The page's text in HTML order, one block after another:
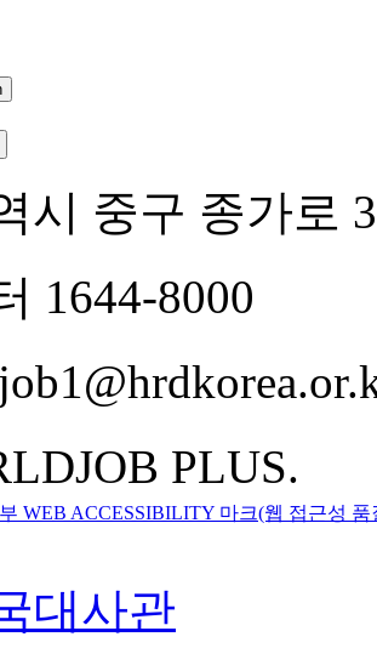
시 중구 종가로
1644-8000
PLUS.
WEB ACCESSIBILITY 마크(웹 접근성 품
대사관